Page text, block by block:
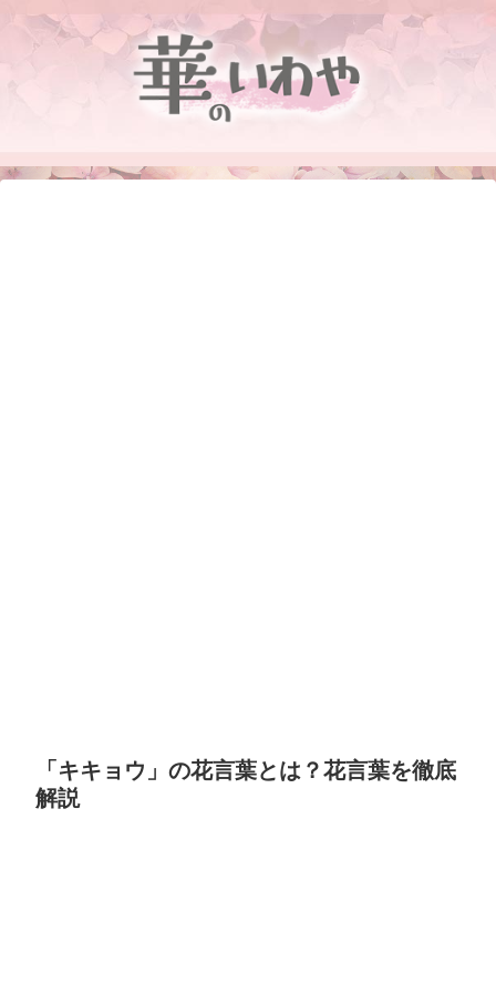
「キキョウ」の花言葉とは？花言葉を徹底
解説